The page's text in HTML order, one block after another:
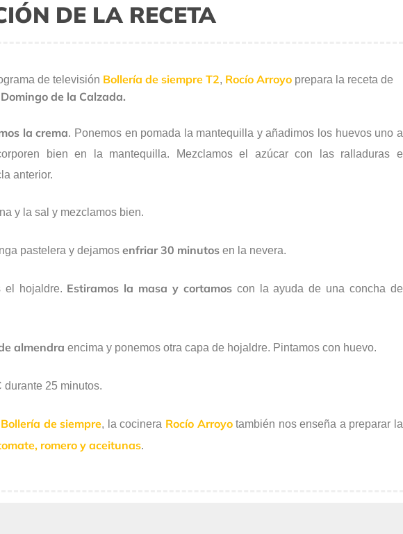
DE LA RECETA
de televisión Bollería de siempre T2, Rocío Arroyo prepara la receta de
de la Calzada.
la crema. Ponemos en pomada la mantequilla y añadimos los huevos uno a
bien en la mantequilla. Mezclamos el azúcar con las ralladuras e
anterior.
y la sal y mezclamos bien.
pastelera y dejamos enfriar 30 minutos en la nevera.
el hojaldre. Estiramos la masa y cortamoscon la ayuda de una concha de
almendra encima y ponemos otra capa de hojaldre. Pintamos con huevo.
durante 25 minutos.
Bollería de siempre, la cocinera Rocío Arroyotambién nos enseña a preparar la
romero y aceitunas.